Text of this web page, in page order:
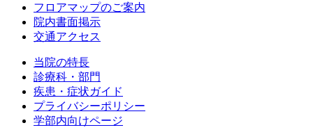
フロアマップのご案内
院内書面掲示
交通アクセス
当院の特長
診療科・部門
疾患・症状ガイド
プライバシーポリシー
学部内向けページ